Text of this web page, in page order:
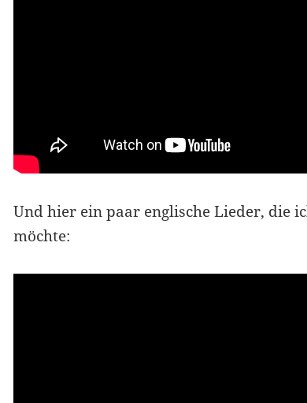
Und hier ein paar englische Lieder, die
möchte: